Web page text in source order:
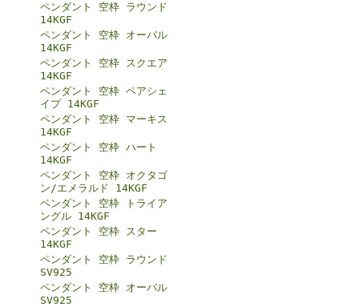
ペンダント 空枠 ラウンド
14KGF
ペンダント 空枠 オーバル
14KGF
ペンダント 空枠 スクエア
14KGF
ペンダント 空枠 ペアシェ
イプ 14KGF
ペンダント 空枠 マーキス
14KGF
ペンダント 空枠 ハート
14KGF
ペンダント 空枠 オクタゴ
ン/エメラルド 14KGF
ペンダント 空枠 トライア
ングル 14KGF
ペンダント 空枠 スター
14KGF
ペンダント 空枠 ラウンド
SV925
ペンダント 空枠 オーバル
SV925